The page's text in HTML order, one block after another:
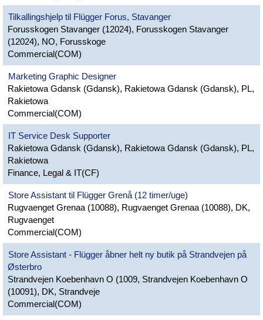
Tilkallingshjelp til Flügger Forus, Stavanger
Forusskogen Stavanger (12024), Forusskogen Stavanger
(12024), NO, Forusskoge
Commercial(COM)
Marketing Graphic Designer
Rakietowa Gdansk (Gdansk), Rakietowa Gdansk (Gdansk), PL,
Rakietowa
Commercial(COM)
IT Service Desk Supporter
Rakietowa Gdansk (Gdansk), Rakietowa Gdansk (Gdansk), PL,
Rakietowa
Finance, Legal & IT(CF)
Store Assistant til Flügger Grenå (12 timer/uge)
Rugvaenget Grenaa (10088), Rugvaenget Grenaa (10088), DK,
Rugvaenget
Commercial(COM)
Store Assistant - Flügger åbner helt ny butik på Strandvejen på
Østerbro
Strandvejen Koebenhavn O (1009, Strandvejen Koebenhavn O
(10091), DK, Strandveje
Commercial(COM)